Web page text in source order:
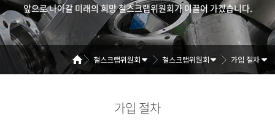
앞으로 나아갈 미래의 희망 철스크랩위원회가 이끌어 가겠습니다.
철스크랩위원회 철스크랩위원회 가입 절차
가입 절차